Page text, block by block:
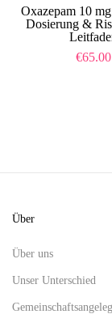
Oxazepam 10
Dosierung &
€65.00
Über
Über uns
Unser Unterschied